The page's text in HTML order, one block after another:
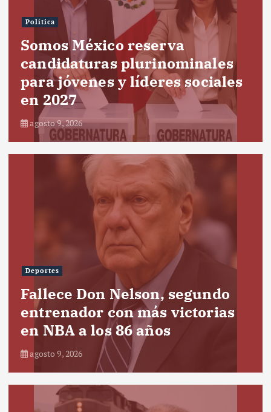
Política
Somos México reserva
candidaturas plurinominales
para jóvenes y líderes sociales
en 2027
agosto 9, 2026
Deportes
Fallece Don Nelson, segundo
entrenador con más victorias
en NBA a los 86 años
agosto 9, 2026